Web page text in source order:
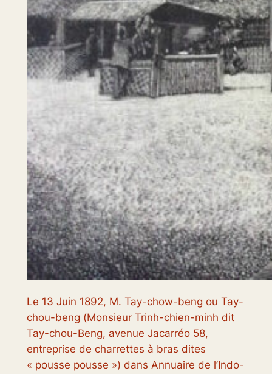
Le 13 Juin 1892, M. Tay-chow-beng ou Tay-
chou-beng (Monsieur Trinh-chien-minh dit
Tay-chou-Beng, avenue Jacarréo 58,
entreprise de charrettes à bras dites
« pousse pousse ») dans Annuaire de l’Indo-